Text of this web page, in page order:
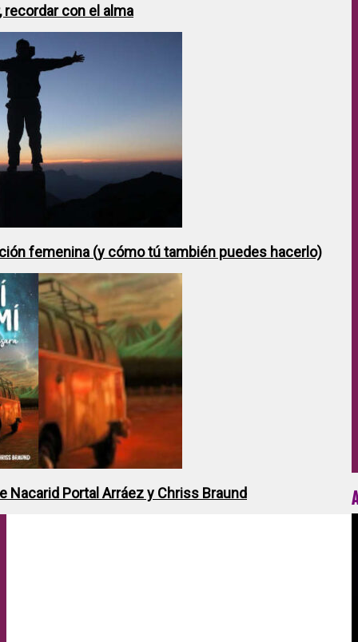
recordar con el alma
femenina (y cómo tú también puedes hacerlo)
Nacarid Portal Arráez y Chriss Braund